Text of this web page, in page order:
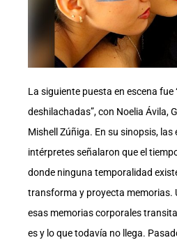
La siguiente puesta en escena fue
deshilachadas”, con Noelia Ávila,
Mishell Zúñiga. En su sinopsis,
intérpretes señalaron que el
donde ninguna temporalidad
transforma y proyecta memorias.
esas memorias corporales
es y lo que todavía no llega.